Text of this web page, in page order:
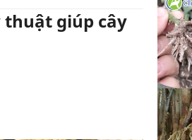
thuật giúp cây